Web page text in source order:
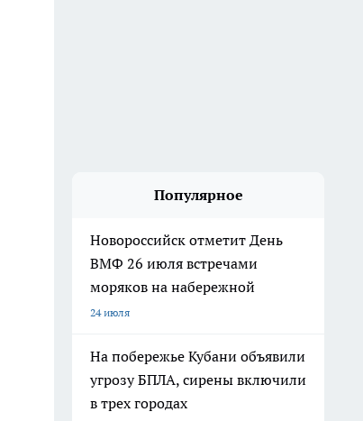
Популярное
Новороссийск отметит День
ВМФ 26 июля встречами
моряков на набережной
24 июля
На побережье Кубани объявили
угрозу БПЛА, сирены включили
в трех городах